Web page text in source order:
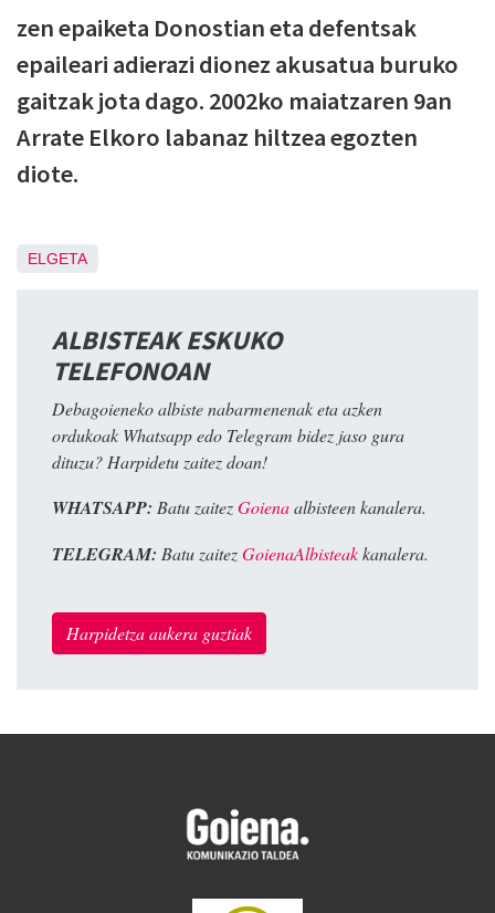
zen epaiketa Donostian eta defentsak
epaileari adierazi dionez akusatua buruko
gaitzak jota dago. 2002ko maiatzaren 9an
Arrate Elkoro labanaz hiltzea egozten
diote.
ELGETA
ALBISTEAK ESKUKO
TELEFONOAN
Debagoieneko albiste nabarmenenak eta azken
ordukoak Whatsapp edo Telegram bidez jaso gura
dituzu? Harpidetu zaitez doan!
WHATSAPP: Batu zaitezGoienaalbisteen kanalera.
TELEGRAM: Batu zaitezGoienaAlbisteakkanalera.
Harpidetza aukera guztiak